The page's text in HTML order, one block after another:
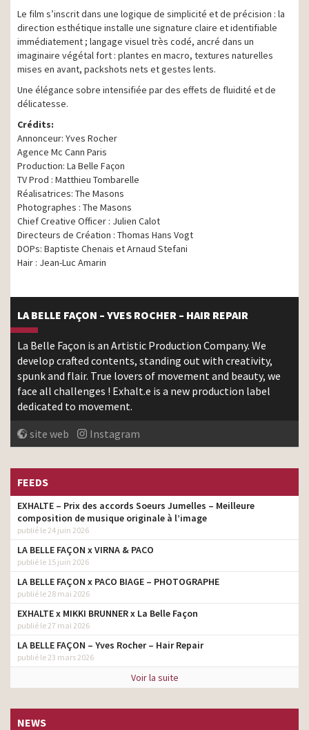
Le film s’inscrit dans une logique de simplicité et de précision : la
direction esthétique installe une signature claire et identifiable
immédiatement ; langage visuel très codé, ancré dans un
imaginaire végétal fort : plantes en macro, textures naturelles
mises en avant, packshots nets et gestes lents.
Une élégance sobre intensifiée par des effets de fluidité et de
délicatesse.
Crédits:
Annonceur: Yves Rocher
Agence Mc Cann Paris
Production: La Belle Façon
TV Prod : Matthieu Tombarelle
Réalisatrices: The Masons
Photographes : The Masons
Chief Creative Officer : Julien Calot
Directeurs de Création : Thomas Hans Vogt
DOPs: Baptiste Chenais et Arnaud Stefani
Hair : Jean-Luc Amarin
LA BELLE FAÇON – YVES ROCHER – HAIR REPAIR
La Belle Façon is an Artistic Production Company. We
develop crafted contents, standing out with creativity,
spunk and flair. True lovers of movement and beauty, we
face all challenges ! Exhalt.e is a new production label
dedicated to movement.
site web
Instagram
FEEDS
EXHALTE – Prix des accords Soeurs Jumelles – Meilleure
composition de musique originale à l’image
publié le 24 juin 2026
LA BELLE FAÇON x VIRNA & PACO
publié le 15 juin 2026
LA BELLE FAÇON x PACO BIAGE – PHOTOGRAPHE
publié le 28 mai 2026
EXHALTE x MIKKI BRUNNER x La Belle Façon
publié le 27 mai 2026
LA BELLE FAÇON – Yves Rocher – Hair Repair
publié le 23 mars 2026
Voir la suite
NEWS